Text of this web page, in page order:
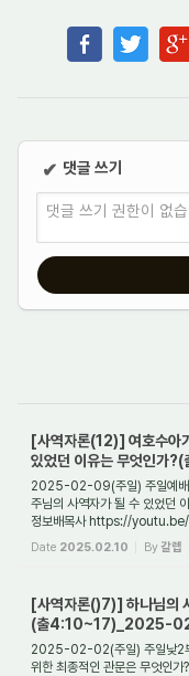
✔ 댓글 쓰기
댓글 쓰기 권한이 없
[사역자론(12)] 여호수아
있었던 이유는 무엇인
2025-02-09(주일) 주일예배
주님의 사역자가 될 수 있었던
정보배목사 https://youtu.be/
가장 하나님께 귀하게 ...
Date 2025.02.10 By갈렙
[사역자론()7)] 하나님의
(출4:10~17)_2025-
2025-02-02(주일) 주일낮2부
위한 최종적인 관문은 무엇인